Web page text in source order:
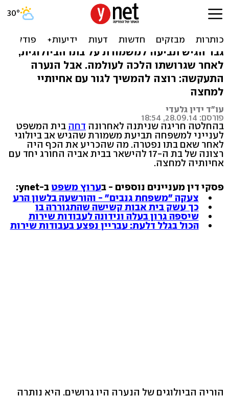
בת 17 שכנעה שופטת: אשאר
עם האב החורג
גבר הגיש תביעה למשמורת על בתו הביולוגית,
לאחר שגרושתו הלכה לעולמה. אבל הנערה
התעקשה: רוצה להמשיך לגור עם אחיותיי
למחצה
עו"ד ידין גלעדי
פורסם: 28.09.14, 18:54
בהחלטה חריגה שניתנה לאחרונה דחה בית המשפט
לענייני למשפחה תביעת משמורת שהגיש אב ביולוגי
לאחר שאם בתו נפטרה. מה שהכריע את הכף היה
רצונה של בת ה-17 להישאר בבית אביה החורג יחד עם
אחיותיה למחצה.
פסקי דין מעניינים נוספים - בערוץ משפט ב-ynet:
צעקה "משפחת גנבים" - והורשעה בלשון הרע
כך עשק בית אבות קשישה שהתגוררה בו
שיספה גרון בעלה ונידונה לעבודות שירות
הכול בגלל דלעת: עבריין נפצע בעבודות שירות
הוריה הביולוגים של הנערה היו גרושים. היא נותרה